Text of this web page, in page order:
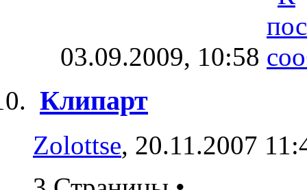
03.09.2009, 10:58
Клипарт
Zolottse, 20.11.2007